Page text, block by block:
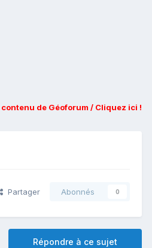
de Géoforum / Cliquez ici !
Partager Abonnés 0
Répondre à ce sujet